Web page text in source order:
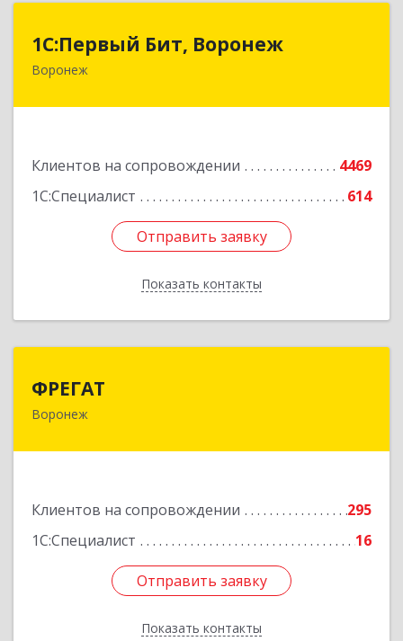
1С:Первый Бит, Воронеж
Воронеж
Клиентов на сопровождении
4469
1С:Специалист
614
Отправить заявку
Показать контакты
1С:Первый Бит, Воронеж
394006, Воронежская обл, Воронеж г, 20-летия
Отправить заявку
Назад
ФРЕГАТ
Воронеж
Клиентов на сопровождении
295
1С:Специалист
16
Отправить заявку
Показать контакты
Отправить заявку
Назад